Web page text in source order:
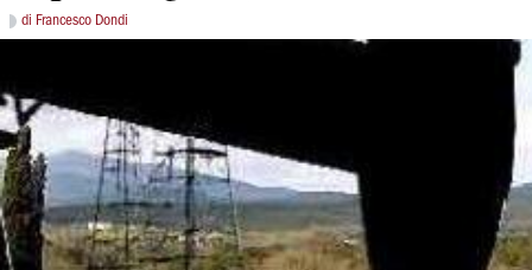
di Francesco Dondi